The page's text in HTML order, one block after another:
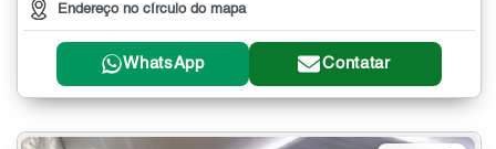
Endereço no círculo do mapa
WhatsApp Contatar